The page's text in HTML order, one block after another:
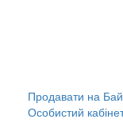
Продавати на
Особистий